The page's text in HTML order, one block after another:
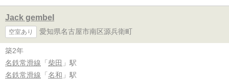
Jack gembeI
空室あり 愛知県名古屋市南区源兵衛町
築2年
名鉄常滑線 「 柴田 」駅
名鉄常滑線 「 名和 」駅